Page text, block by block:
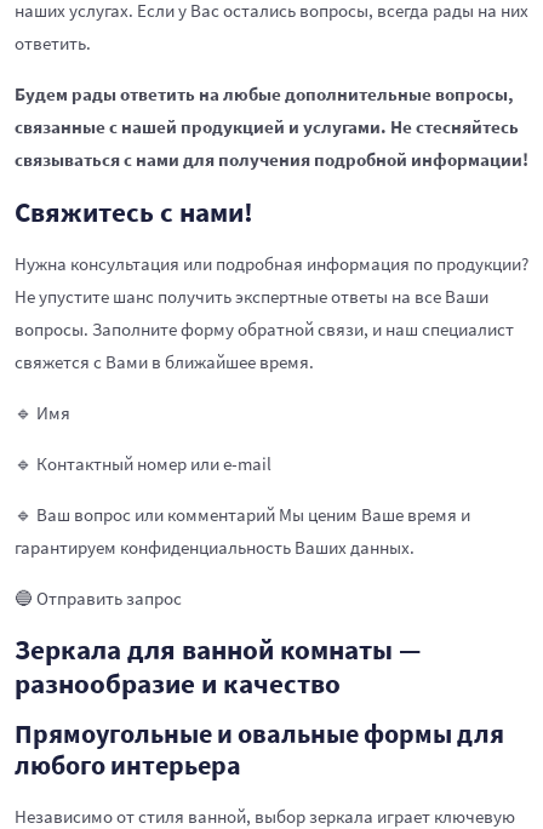
наших услугах. Если у Вас остались вопросы, всегда рады на них
ответить.
Будем рады ответить на любые дополнительные вопросы,
связанные с нашей продукцией и услугами. Не стесняйтесь
связываться с нами для получения подробной информации!
Свяжитесь с нами!
Нужна консультация или подробная информация по продукции?
Не упустите шанс получить экспертные ответы на все Ваши
вопросы. Заполните форму обратной связи, и наш специалист
свяжется с Вами в ближайшее время.
🔹 Имя
🔹 Контактный номер или e-mail
🔹 Ваш вопрос или комментарий Мы ценим Ваше время и
гарантируем конфиденциальность Ваших данных.
🔵 Отправить запрос
Зеркала для ванной комнаты —
разнообразие и качество
Прямоугольные и овальные формы для
любого интерьера
Независимо от стиля ванной, выбор зеркала играет ключевую